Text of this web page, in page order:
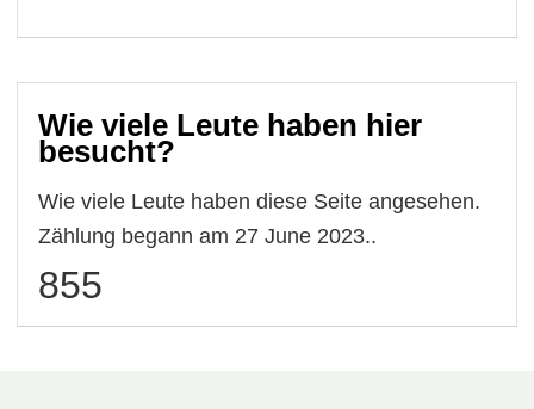
Wie viele Leute haben hier
besucht?
Wie viele Leute haben diese Seite angesehen.
Zählung begann am 27 June 2023..
855